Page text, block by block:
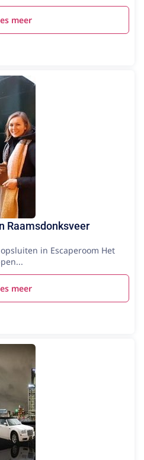
meer
Raamsdonksveer
in Escaperoom Het
meer